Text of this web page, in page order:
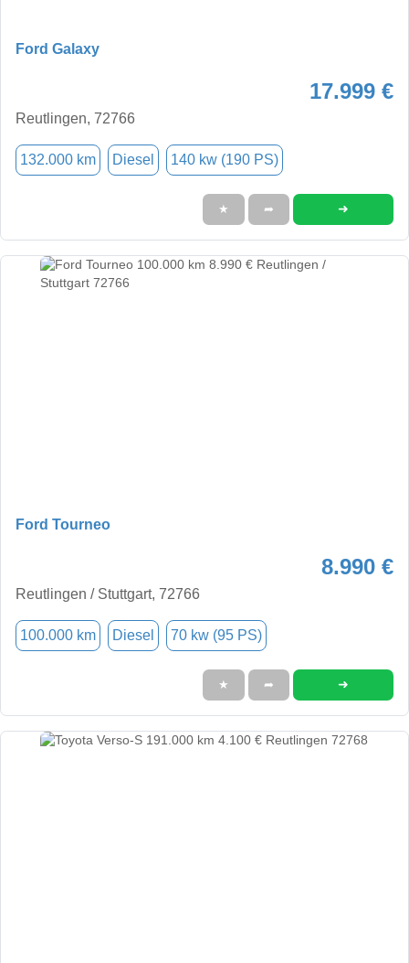
Ford Galaxy
17.999 €
Reutlingen, 72766
132.000 km Diesel 140 kw (190 PS)
★ ➦ ➜
Ford Tourneo
8.990 €
Reutlingen / Stuttgart, 72766
100.000 km Diesel 70 kw (95 PS)
★ ➦ ➜